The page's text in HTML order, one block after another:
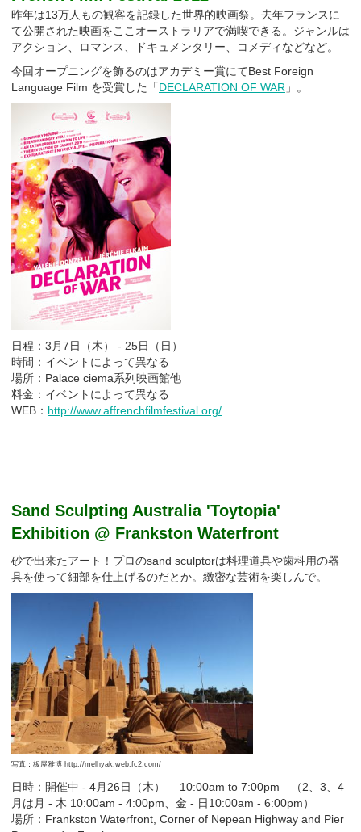
昨年は13万人もの観客を記録した世界的映画祭。去年フランスに
て公開された映画をここオーストラリアで満喫できる。ジャンルは
アクション、ロマンス、ドキュメンタリー、コメディなどなど。
今回オープニングを飾るのはアカデミー賞にてBest Foreign
Language Film を受賞した「DECLARATION OF WAR 」。
日程：3月7日（木） - 25日（日）
時間：イベントによって異なる
場所：Palace ciema系列映画館他
料金：イベントによって異なる
WEB： http://www.affrenchfilmfestival.org/
Sand Sculpting Australia 'Toytopia'
Exhibition @ Frankston Waterfront
砂で出来たアート！プロのsand sculptorは料理道具や歯科用の器
具を使って細部を仕上げるのだとか。緻密な芸術を楽しんで。
写真：板屋雅博 http://melhyak.web.fc2.com/
日時：開催中 - 4月26日（木） 10:00am to 7:00pm （2、3、4
月は月 - 木 10:00am - 4:00pm、金 - 日10:00am - 6:00pm）
場所：Frankston Waterfront, Corner of Nepean Highway and Pier